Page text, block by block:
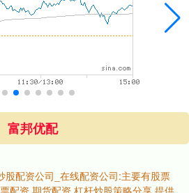
富邦优配
股配资公司_在线配资公司:主要有股票
配资,期货配资,杠杆炒股策略分享,提供